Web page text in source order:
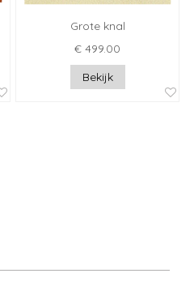
Grote knal
€ 499.00
Bekijk